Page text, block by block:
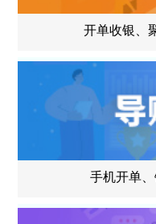
开单收银、
手机开单